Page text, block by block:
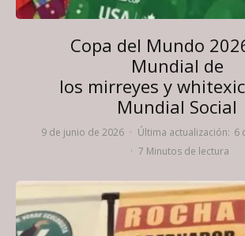
Copa del Mundo
Mundial de
los mirreyes y
Mundial Social
9 de junio de 2026 · Última actualización: 6
· 7 Minutos de lectura